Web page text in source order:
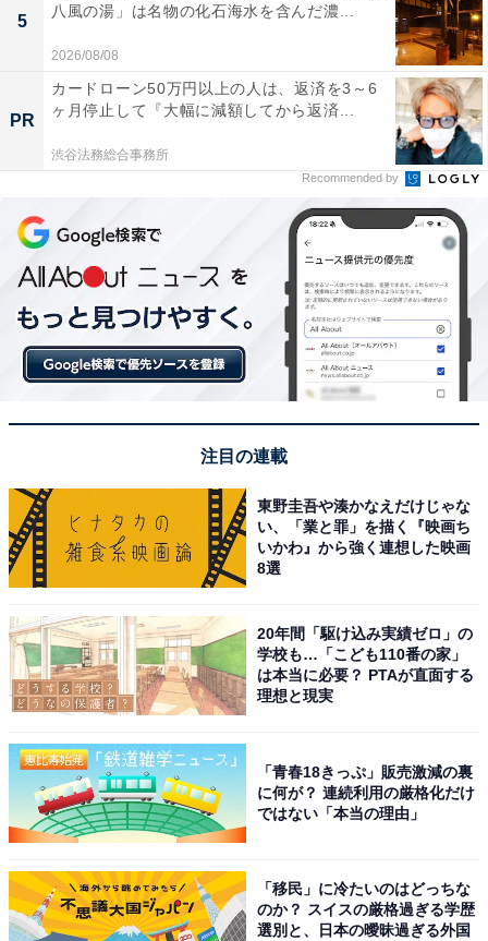
5
八風の湯」は名物の化石海水を含んだ濃...
2026/08/08
PR
カードローン50万円以上の人は、返済を3～6
ヶ月停止して『大幅に減額してから返済...
渋谷法務総合事務所
Recommended by
注目の連載
東野圭吾や湊かなえだけじゃな
い、「業と罪」を描く『映画ち
いかわ』から強く連想した映画
8選
20年間「駆け込み実績ゼロ」の
学校も…「こども110番の家」
は本当に必要？ PTAが直面する
理想と現実
「青春18きっぷ」販売激減の裏
に何が？ 連続利用の厳格化だけ
ではない「本当の理由」
「移民」に冷たいのはどっちな
のか？ スイスの厳格過ぎる学歴
選別と、日本の曖昧過ぎる外国